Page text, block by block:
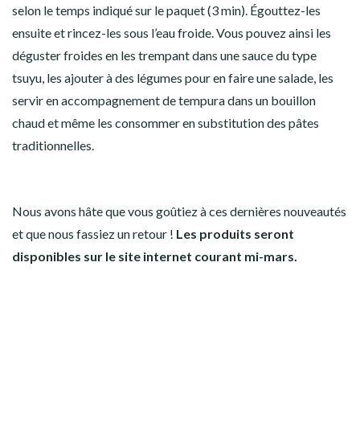
selon le temps indiqué sur le paquet (3 min). Égouttez-les
ensuite et rincez-les sous l’eau froide. Vous pouvez ainsi les
déguster froides en les trempant dans une sauce du type
tsuyu, les ajouter à des légumes pour en faire une salade, les
servir en accompagnement de tempura dans un bouillon
chaud et même les consommer en substitution des pâtes
traditionnelles.
Nous avons hâte que vous goûtiez à ces dernières nouveautés
et que nous fassiez un retour ! Les produits seront
disponibles sur le site internet courant mi-mars.